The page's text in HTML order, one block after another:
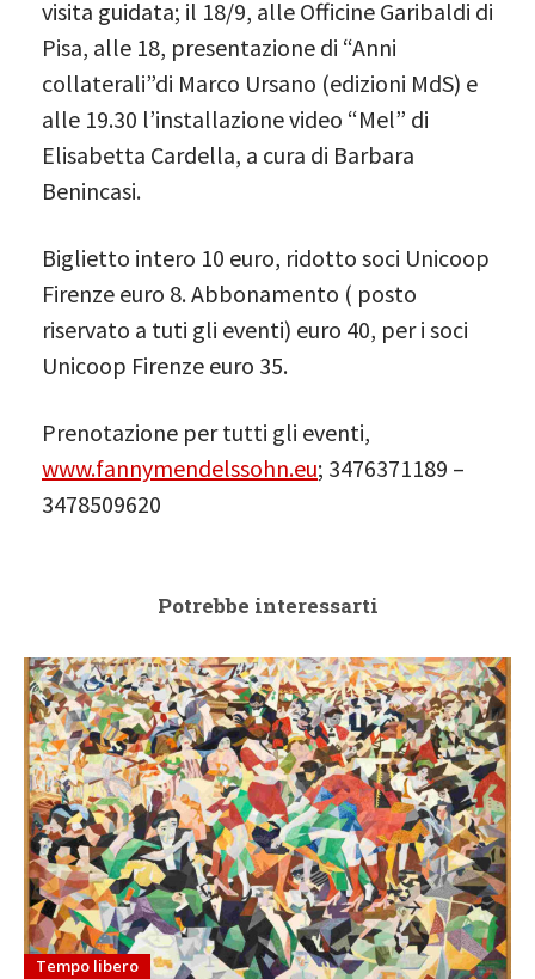
visita guidata; il 18/9, alle Officine Garibaldi di
Pisa, alle 18, presentazione di “Anni
collaterali”di Marco Ursano (edizioni MdS) e
alle 19.30 l’installazione video “Mel” di
Elisabetta Cardella, a cura di Barbara
Benincasi.
Biglietto intero 10 euro, ridotto soci Unicoop
Firenze euro 8. Abbonamento ( posto
riservato a tuti gli eventi) euro 40, per i soci
Unicoop Firenze euro 35.
Prenotazione per tutti gli eventi,
www.fannymendelssohn.eu; 3476371189 –
3478509620
Potrebbe interessarti
Tempo libero